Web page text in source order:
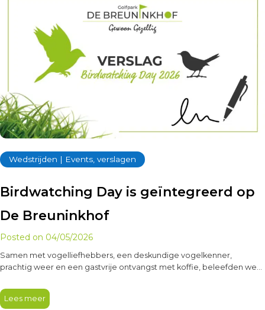
Wedstrijden | Events, verslagen
Birdwatching Day is geïntegreerd op
De Breuninkhof
Posted on 04/05/2026
Samen met vogelliefhebbers, een deskundige vogelkenner,
prachtig weer en een gastvrije ontvangst met koffie, beleefden we
Lees meer